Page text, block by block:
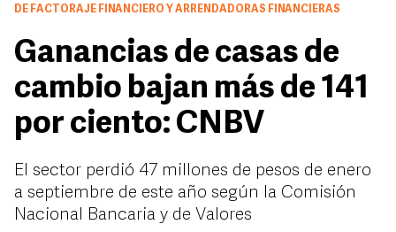
DE FACTORAJE FINANCIERO Y ARRENDADORAS FINANCIERAS
Ganancias de casas de
cambio bajan más de 141
por ciento: CNBV
El sector perdió 47 millones de pesos de enero
a septiembre de este año según la Comisión
Nacional Bancaria y de Valores